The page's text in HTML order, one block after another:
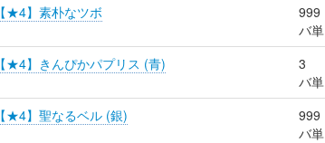
【★4】素朴なツボ
999
バ単
【★4】きんぴかパプリス (青)
3
バ単
【★4】聖なるベル (銀)
999
バ単